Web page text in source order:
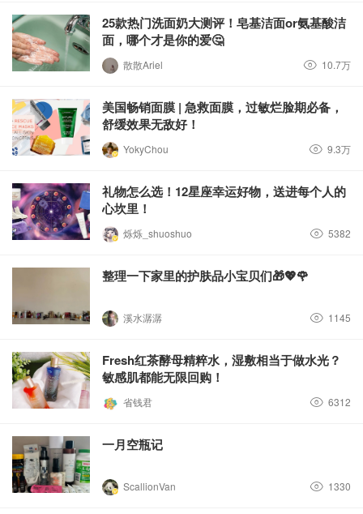
25款热门洗面奶大测评！皂基洁面or氨基酸洁
面，哪个才是你的爱🤔
散散Ariel 10.7万
美国畅销面膜 | 急救面膜，过敏烂脸期必备，
舒缓效果无敌好！
YokyChou 9.3万
礼物怎么选！12星座幸运好物，送进每个人的
心坎里！
烁烁_shuoshuo 5382
整理一下家里的护肤品小宝贝们🎁💖🌹
溪水潺潺 1145
Fresh红茶酵母精粹水，湿敷相当于做水光？
敏感肌都能无限回购！
省钱君 6312
一月空瓶记
ScallionVan 1330